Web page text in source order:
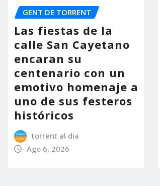
GENT DE TORRENT
Las fiestas de la
calle San Cayetano
encaran su
centenario con un
emotivo homenaje a
uno de sus festeros
históricos
torrent al dia
Ago 6, 2026